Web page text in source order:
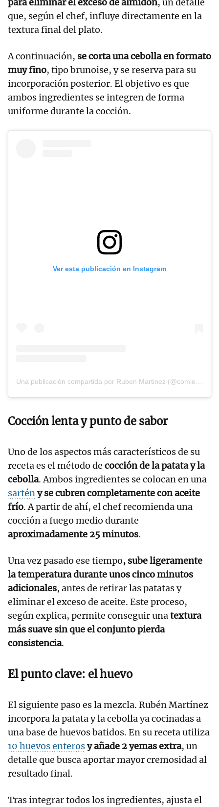
para eliminar el exceso de almidón, un detalle
que, según el chef, influye directamente en la
textura final del plato.
A continuación, se corta una cebolla en formato
muy fino, tipo brunoise, y se reserva para su
incorporación posterior. El objetivo es que
ambos ingredientes se integren de forma
uniforme durante la cocción.
Ver esta publicación en Instagram
Cocción lenta y punto de sabor
Uno de los aspectos más característicos de su
receta es el método de cocción de la patata y la
cebolla. Ambos ingredientes se colocan en una
sartény se cubren completamente con aceite
frío. A partir de ahí, el chef recomienda una
cocción a fuego medio durante
aproximadamente 25 minutos.
Una vez pasado ese tiempo, sube ligeramente
la temperatura durante unos cinco minutos
adicionales, antes de retirar las patatas y
eliminar el exceso de aceite. Este proceso,
según explica, permite conseguir unatextura
más suave sin que el conjunto pierda
consistencia.
El punto clave: el huevo
El siguiente paso es la mezcla. Rubén Martínez
incorpora la patata y la cebolla ya cocinadas a
una base de huevos batidos. En su receta utiliza
10 huevos enterosy añade 2 yemas extra, un
detalle que busca aportar mayor cremosidad al
resultado final.
Tras integrar todos los ingredientes, ajusta el